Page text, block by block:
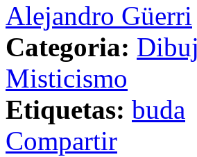
Alejandro Güerri
Categoria:
Misticismo
Etiquetas: buda
Compartir